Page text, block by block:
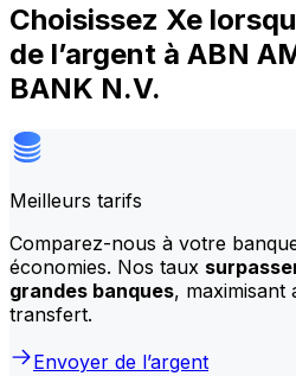
Choisissez Xe
de l’argent à ABN
BANK N.V.
Meilleurs tarifs
Comparez-nous à votre
économies. Nos taux
grandes banques, maximisant
transfert.
Envoyer de l’argent